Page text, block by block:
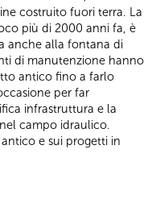
costruito fuori terra. La
più di 2000 anni fa, è
anche alla fontana di
di manutenzione hanno
antico fino a farlo
per far
infrastruttura e la
campo idraulico.
e sui progetti in